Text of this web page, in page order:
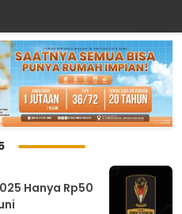
Hanya Rp50